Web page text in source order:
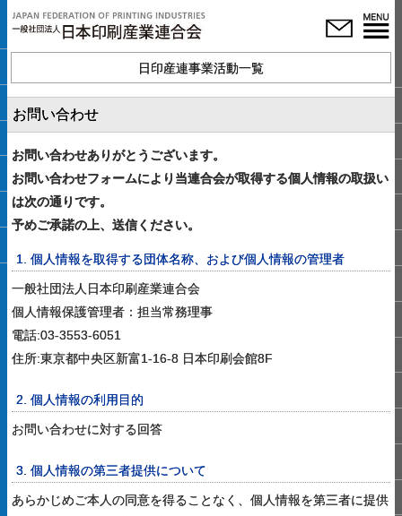
日印産連事業活動一覧
お問い合わせ
お問い合わせありがとうございます。
お問い合わせフォームにより当連合会が取得する個人情報の取扱い
は次の通りです。
予めご承諾の上、送信ください。
1. 個人情報を取得する団体名称、および個人情報の管理者
一般社団法人日本印刷産業連合会
個人情報保護管理者：担当常務理事
電話:03-3553-6051
住所:東京都中央区新富1-16-8 日本印刷会館8F
2. 個人情報の利用目的
お問い合わせに対する回答
3. 個人情報の第三者提供について
あらかじめご本人の同意を得ることなく、個人情報を第三者に提供